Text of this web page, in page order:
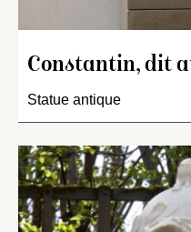
Constantin, dit
Statue antique